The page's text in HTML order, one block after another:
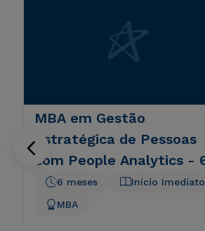
MBA em Gestão
Estratégica de Pessoas
com People Analytics - 6
meses
Início Imediato
6 meses
MBA